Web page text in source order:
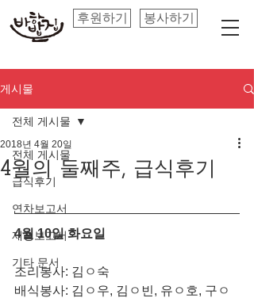
후원하기 봉사하기
게시물
전체 게시물
급식후기
연차보고서
재정보고서
기타 문서
전체 게시물
4월의 둘째주, 급식후기
2018년 4월 20일
4월 10일 화요일
조리봉사: 김ㅇ숙
배식봉사: 김ㅇ우, 김ㅇ빈, 유ㅇ호, 구ㅇ